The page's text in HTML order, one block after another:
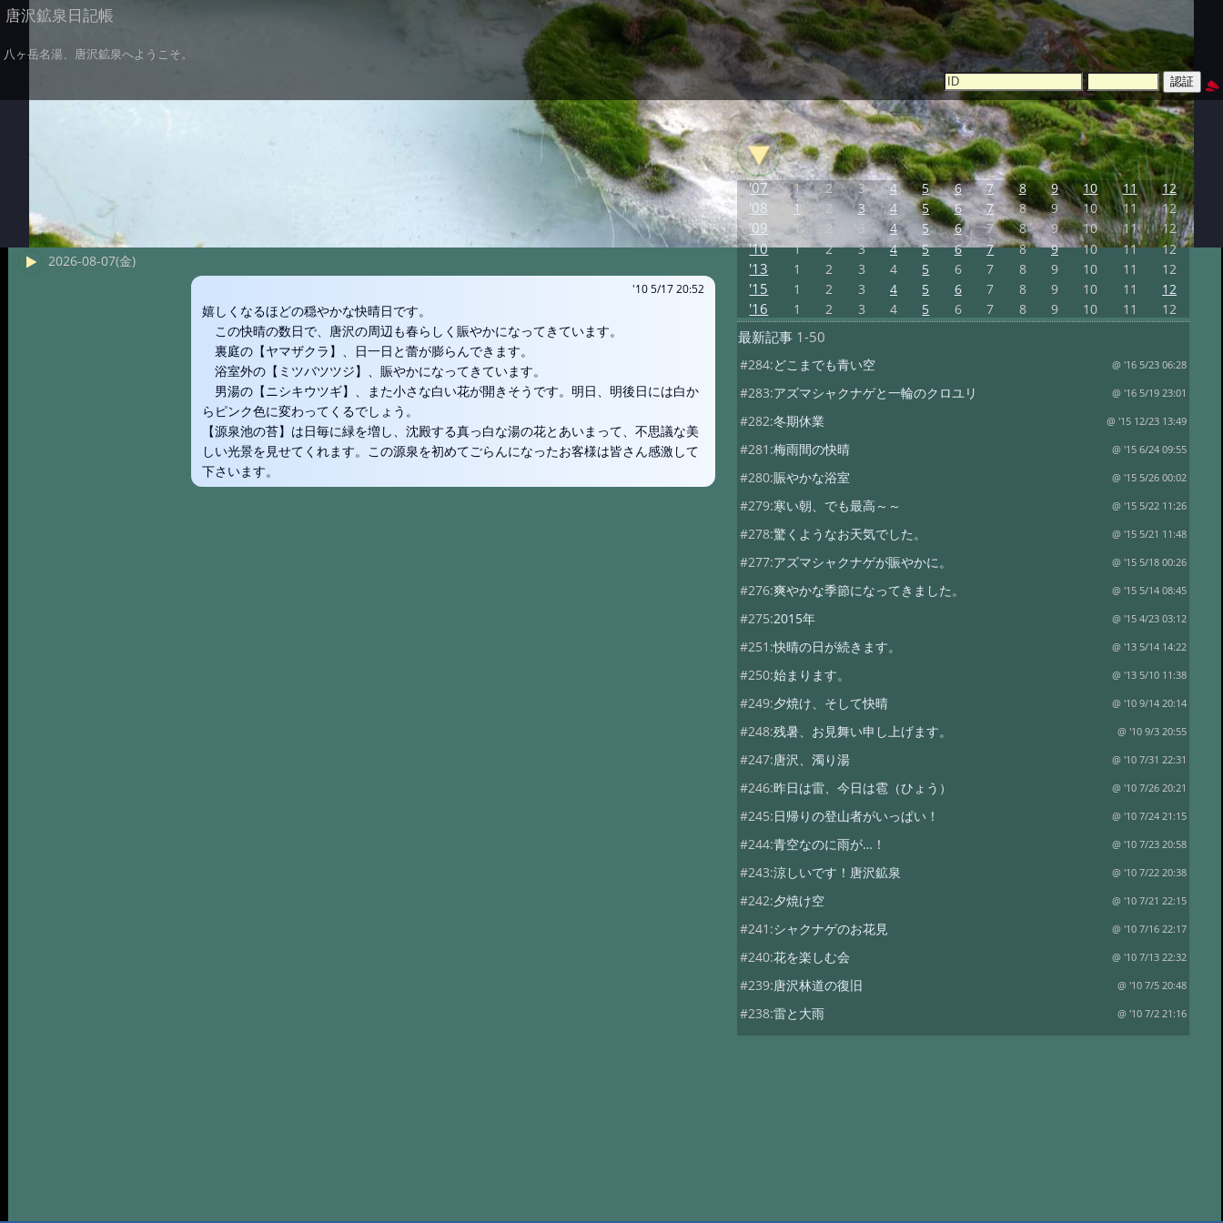
唐沢鉱泉日記帳
八ヶ岳名湯、唐沢鉱泉へようこそ。
2026-08-07(金)
'10 5/17 20:52
嬉しくなるほどの穏やかな快晴日です。
この快晴の数日で、唐沢の周辺も春らしく賑やかになってきています。
裏庭の【ヤマザクラ】、日一日と蕾が膨らんできます。
浴室外の【ミツバツツジ】、賑やかになってきています。
男湯の【ニシキウツギ】、また小さな白い花が開きそうです。明日、明後日には白か
らピンク色に変わってくるでしょう。
【源泉池の苔】は日毎に緑を増し、沈殿する真っ白な湯の花とあいまって、不思議な美
しい光景を見せてくれます。この源泉を初めてごらんになったお客様は皆さん感激して
下さいます。
'07 1 2 3 4 5 6 7 8 9 10 11 12
'08 1 2 3 4 5 6 7 8 9 10 11 12
'09 1 2 3 4 5 6 7 8 9 10 11 12
'10 1 2 3 4 5 6 7 8 9 10 11 12
'13 1 2 3 4 5 6 7 8 9 10 11 12
'15 1 2 3 4 5 6 7 8 9 10 11 12
'16 1 2 3 4 5 6 7 8 9 10 11 12
最新記事1-50
#284:どこまでも青い空 @ '16 5/23 06:28
#283:アズマシャクナゲと一輪のクロユリ @ '16 5/19 23:01
#282:冬期休業 @ '15 12/23 13:49
#281:梅雨間の快晴 @ '15 6/24 09:55
#280:賑やかな浴室 @ '15 5/26 00:02
#279:寒い朝、でも最高～～ @ '15 5/22 11:26
#278:驚くようなお天気でした。 @ '15 5/21 11:48
#277:アズマシャクナゲが賑やかに。 @ '15 5/18 00:26
#276:爽やかな季節になってきました。 @ '15 5/14 08:45
#275:2015年 @ '15 4/23 03:12
#251:快晴の日が続きます。 @ '13 5/14 14:22
#250:始まります。 @ '13 5/10 11:38
#249:夕焼け、そして快晴 @ '10 9/14 20:14
#248:残暑、お見舞い申し上げます。 @ '10 9/3 20:55
#247:唐沢、濁り湯 @ '10 7/31 22:31
#246:昨日は雷、今日は雹（ひょう） @ '10 7/26 20:21
#245:日帰りの登山者がいっぱい！ @ '10 7/24 21:15
#244:青空なのに雨が…！ @ '10 7/23 20:58
#243:涼しいです！唐沢鉱泉 @ '10 7/22 20:38
#242:夕焼け空 @ '10 7/21 22:15
#241:シャクナゲのお花見 @ '10 7/16 22:17
#240:花を楽しむ会 @ '10 7/13 22:32
#239:唐沢林道の復旧 @ '10 7/5 20:48
#238:雷と大雨 @ '10 7/2 21:16
#237:今日はスターチス。